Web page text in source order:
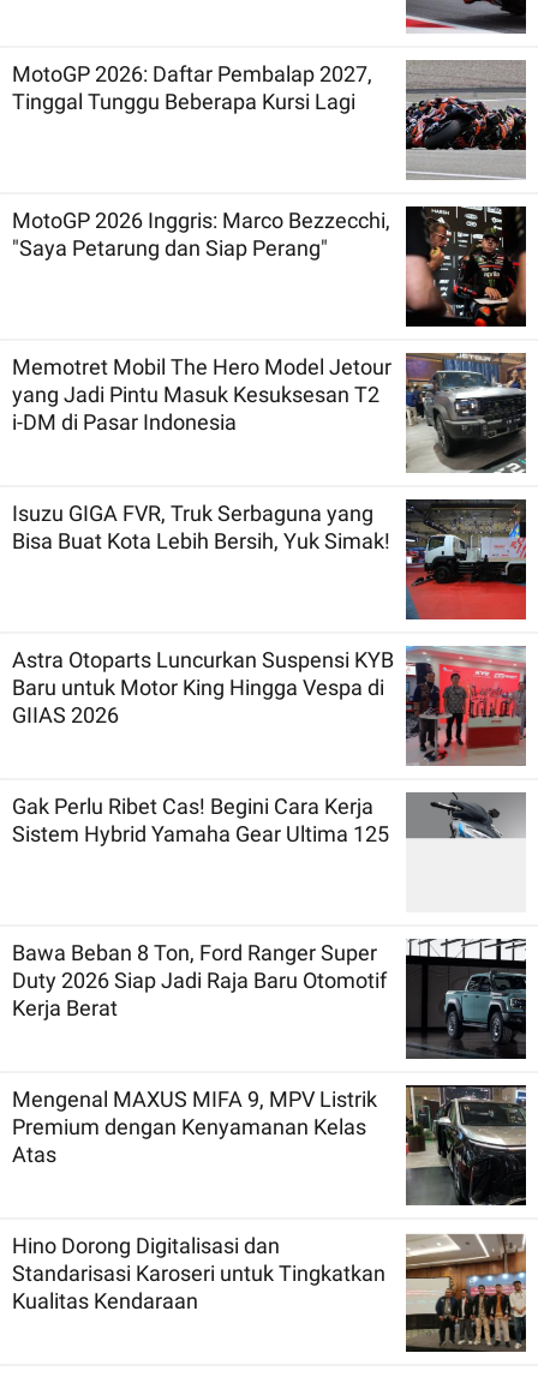
MotoGP 2026: Daftar Pembalap 2027,
Tinggal Tunggu Beberapa Kursi Lagi
MotoGP 2026 Inggris: Marco Bezzecchi,
"Saya Petarung dan Siap Perang"
Memotret Mobil The Hero Model Jetour
yang Jadi Pintu Masuk Kesuksesan T2
i-DM di Pasar Indonesia
Isuzu GIGA FVR, Truk Serbaguna yang
Bisa Buat Kota Lebih Bersih, Yuk Simak!
Astra Otoparts Luncurkan Suspensi KYB
Baru untuk Motor King Hingga Vespa di
GIIAS 2026
Gak Perlu Ribet Cas! Begini Cara Kerja
Sistem Hybrid Yamaha Gear Ultima 125
Bawa Beban 8 Ton, Ford Ranger Super
Duty 2026 Siap Jadi Raja Baru Otomotif
Kerja Berat
Mengenal MAXUS MIFA 9, MPV Listrik
Premium dengan Kenyamanan Kelas
Atas
Hino Dorong Digitalisasi dan
Standarisasi Karoseri untuk Tingkatkan
Kualitas Kendaraan